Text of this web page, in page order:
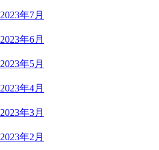
2023年7月
2023年6月
2023年5月
2023年4月
2023年3月
2023年2月